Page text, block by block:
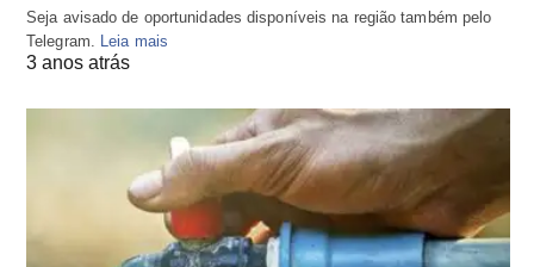
Seja avisado de oportunidades disponíveis na região também pelo
Telegram. Leia mais
3 anos atrás